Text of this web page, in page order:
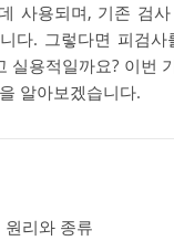
사용되며, 기존 검
다. 그렇다면 피검
실용적일까요? 이번
알아보겠습니다.
리와 종류